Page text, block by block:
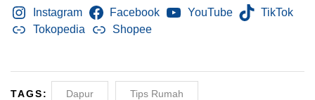
Instagram Facebook YouTube
TikTok
Tokopedia
Shopee
TAGS: Dapur Tips Rumah